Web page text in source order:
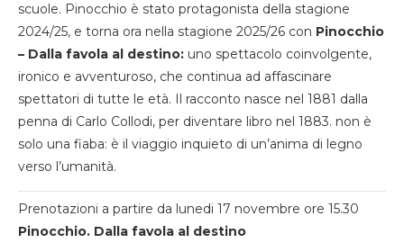
scuole. Pinocchio è stato protagonista della stagione
2024/25, e torna ora nella stagione 2025/26 con Pinocchio
– Dalla favola al destino: uno spettacolo coinvolgente,
ironico e avventuroso, che continua ad affascinare
spettatori di tutte le età. Il racconto nasce nel 1881 dalla
penna di Carlo Collodi, per diventare libro nel 1883. non è
solo una fiaba: è il viaggio inquieto di un’anima di legno
verso l’umanità.
Prenotazioni a partire da lunedi 17 novembre ore 15.30
Pinocchio. Dalla favola al destino